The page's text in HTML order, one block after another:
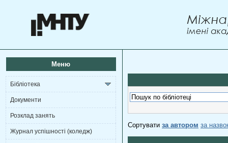
Меню
Бібліотека
Документи
Розклад занять
Журнал успішності (коледж)
Сортувати за автором за